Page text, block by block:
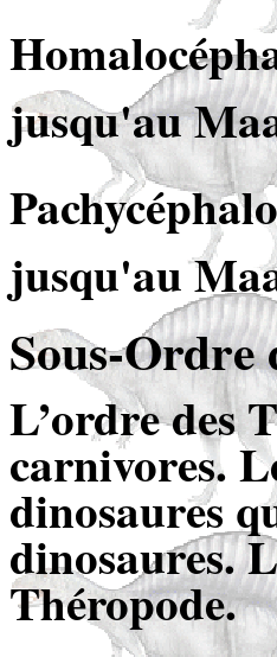
jusqu'au
jusqu'au
Sous-Ordre
L’ordre des
carnivores.
dinosaures
dinosaures.
Théropode.